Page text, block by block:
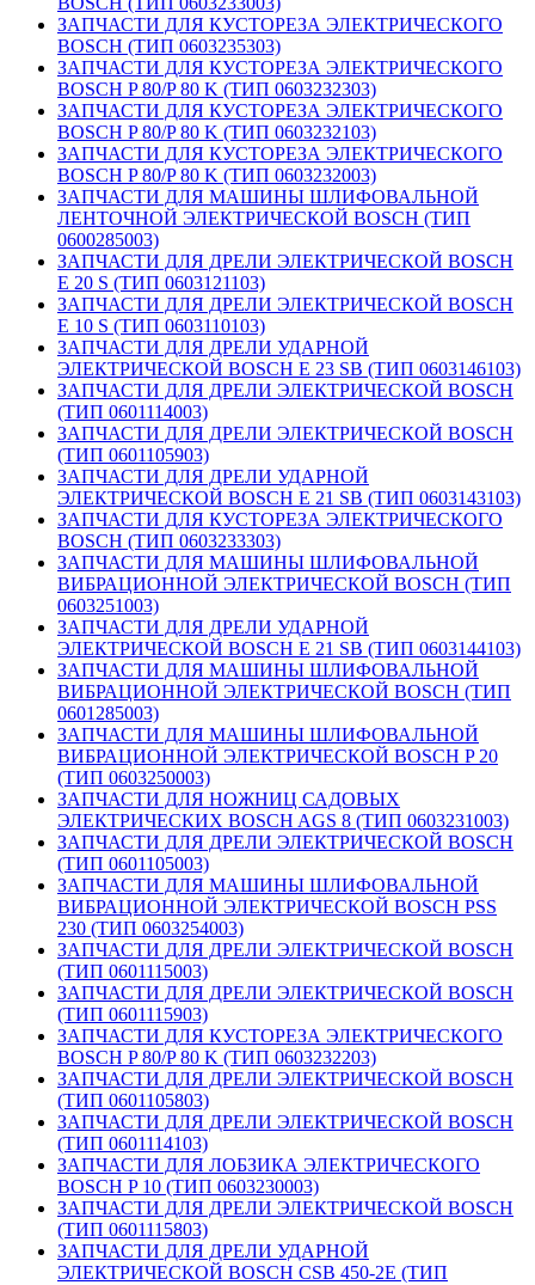
ЗАПЧАСТИ ДЛЯ КУСТОРЕЗА ЭЛЕКТРИЧЕСКОГО
BOSCH (ТИП 0603235303)
ЗАПЧАСТИ ДЛЯ КУСТОРЕЗА ЭЛЕКТРИЧЕСКОГО
BOSCH P 80/P 80 K (ТИП 0603232303)
ЗАПЧАСТИ ДЛЯ КУСТОРЕЗА ЭЛЕКТРИЧЕСКОГО
BOSCH P 80/P 80 K (ТИП 0603232103)
ЗАПЧАСТИ ДЛЯ КУСТОРЕЗА ЭЛЕКТРИЧЕСКОГО
BOSCH P 80/P 80 K (ТИП 0603232003)
ЗАПЧАСТИ ДЛЯ МАШИНЫ ШЛИФОВАЛЬНОЙ
ЛЕНТОЧНОЙ ЭЛЕКТРИЧЕСКОЙ BOSCH (ТИП
0600285003)
ЗАПЧАСТИ ДЛЯ ДРЕЛИ ЭЛЕКТРИЧЕСКОЙ BOSCH
E 20 S (ТИП 0603121103)
ЗАПЧАСТИ ДЛЯ ДРЕЛИ ЭЛЕКТРИЧЕСКОЙ BOSCH
E 10 S (ТИП 0603110103)
ЗАПЧАСТИ ДЛЯ ДРЕЛИ УДАРНОЙ
ЭЛЕКТРИЧЕСКОЙ BOSCH E 23 SB (ТИП 0603146103)
ЗАПЧАСТИ ДЛЯ ДРЕЛИ ЭЛЕКТРИЧЕСКОЙ BOSCH
(ТИП 0601114003)
ЗАПЧАСТИ ДЛЯ ДРЕЛИ ЭЛЕКТРИЧЕСКОЙ BOSCH
(ТИП 0601105903)
ЗАПЧАСТИ ДЛЯ ДРЕЛИ УДАРНОЙ
ЭЛЕКТРИЧЕСКОЙ BOSCH E 21 SB (ТИП 0603143103)
ЗАПЧАСТИ ДЛЯ КУСТОРЕЗА ЭЛЕКТРИЧЕСКОГО
BOSCH (ТИП 0603233303)
ЗАПЧАСТИ ДЛЯ МАШИНЫ ШЛИФОВАЛЬНОЙ
ВИБРАЦИОННОЙ ЭЛЕКТРИЧЕСКОЙ BOSCH (ТИП
0603251003)
ЗАПЧАСТИ ДЛЯ ДРЕЛИ УДАРНОЙ
ЭЛЕКТРИЧЕСКОЙ BOSCH E 21 SB (ТИП 0603144103)
ЗАПЧАСТИ ДЛЯ МАШИНЫ ШЛИФОВАЛЬНОЙ
ВИБРАЦИОННОЙ ЭЛЕКТРИЧЕСКОЙ BOSCH (ТИП
0601285003)
ЗАПЧАСТИ ДЛЯ МАШИНЫ ШЛИФОВАЛЬНОЙ
ВИБРАЦИОННОЙ ЭЛЕКТРИЧЕСКОЙ BOSCH P 20
(ТИП 0603250003)
ЗАПЧАСТИ ДЛЯ НОЖНИЦ САДОВЫХ
ЭЛЕКТРИЧЕСКИХ BOSCH AGS 8 (ТИП 0603231003)
ЗАПЧАСТИ ДЛЯ ДРЕЛИ ЭЛЕКТРИЧЕСКОЙ BOSCH
(ТИП 0601105003)
ЗАПЧАСТИ ДЛЯ МАШИНЫ ШЛИФОВАЛЬНОЙ
ВИБРАЦИОННОЙ ЭЛЕКТРИЧЕСКОЙ BOSCH PSS
230 (ТИП 0603254003)
ЗАПЧАСТИ ДЛЯ ДРЕЛИ ЭЛЕКТРИЧЕСКОЙ BOSCH
(ТИП 0601115003)
ЗАПЧАСТИ ДЛЯ ДРЕЛИ ЭЛЕКТРИЧЕСКОЙ BOSCH
(ТИП 0601115903)
ЗАПЧАСТИ ДЛЯ КУСТОРЕЗА ЭЛЕКТРИЧЕСКОГО
BOSCH P 80/P 80 K (ТИП 0603232203)
ЗАПЧАСТИ ДЛЯ ДРЕЛИ ЭЛЕКТРИЧЕСКОЙ BOSCH
(ТИП 0601105803)
ЗАПЧАСТИ ДЛЯ ДРЕЛИ ЭЛЕКТРИЧЕСКОЙ BOSCH
(ТИП 0601114103)
ЗАПЧАСТИ ДЛЯ ЛОБЗИКА ЭЛЕКТРИЧЕСКОГО
BOSCH P 10 (ТИП 0603230003)
ЗАПЧАСТИ ДЛЯ ДРЕЛИ ЭЛЕКТРИЧЕСКОЙ BOSCH
(ТИП 0601115803)
ЗАПЧАСТИ ДЛЯ ДРЕЛИ УДАРНОЙ
ЭЛЕКТРИЧЕСКОЙ BOSCH CSB 450-2E (ТИП